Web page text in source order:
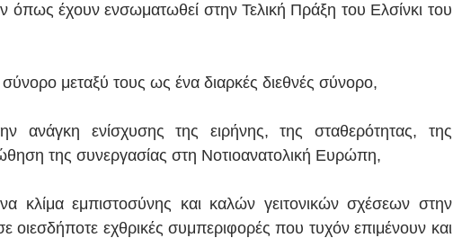
όπως έχουν ενσωματωθεί στην Τελική Πράξη του Ελσίνκι του
μεταξύ τους ως ένα διαρκές διεθνές σύνορο,
ανάγκη ενίσχυσης της ειρήνης, της σταθερότητας, της
της συνεργασίας στη Νοτιοανατολική Ευρώπη,
κλίμα εμπιστοσύνης και καλών γειτονικών σχέσεων στην
οιεσδήποτε εχθρικές συμπεριφορές που τυχόν επιμένουν και